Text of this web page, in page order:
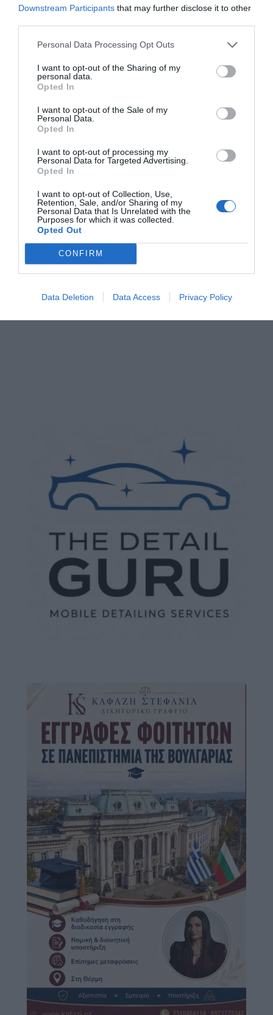
Downstream Participants that may further disclose it to other
Personal Data Processing Opt Outs
I want to opt-out of the Sharing of my
personal data.
Opted In
I want to opt-out of the Sale of my
Personal Data.
Opted In
I want to opt-out of processing my
Personal Data for Targeted Advertising.
Opted In
I want to opt-out of Collection, Use,
Retention, Sale, and/or Sharing of my
Personal Data that Is Unrelated with the
Purposes for which it was collected.
Opted Out
CONFIRM
Data Deletion Data Access Privacy Policy
ΕΛΛΑΔΑ
ΔΗΜΟΣΊΕΥΣΗ ΣΧΟΛΊΟΥ